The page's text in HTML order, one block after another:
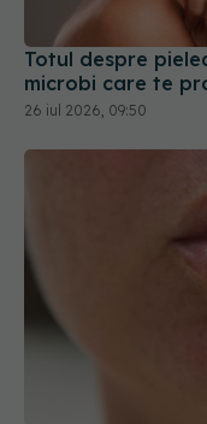
Totul despre
microbi care te
26 iul 2026, 09:50